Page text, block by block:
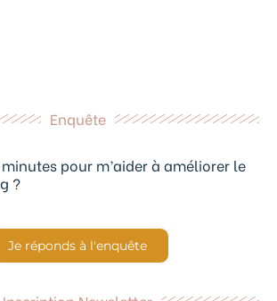
Enquête
pour m’aider à améliorer le
?
Je réponds à l'enquête